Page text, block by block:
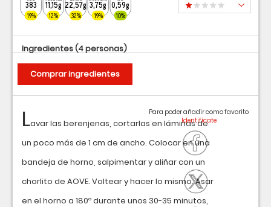
383
19%
11,15g
12%
22,57g
32%
3,75g
19%
0,59g
10%
Lavar las berenjenas, cortarlas en láminas de
un poco más de 1 cm de ancho. Colocar en una
bandeja de horno, salpimentar y aliñar con un
chorlito de AOVE. Voltear y hacer lo mismo. Asar
en el horno a 180º durante unos 30-35 minutos,
Para poder añadir como favorito
Ingredientes(4 personas)
Comprar ingredientes